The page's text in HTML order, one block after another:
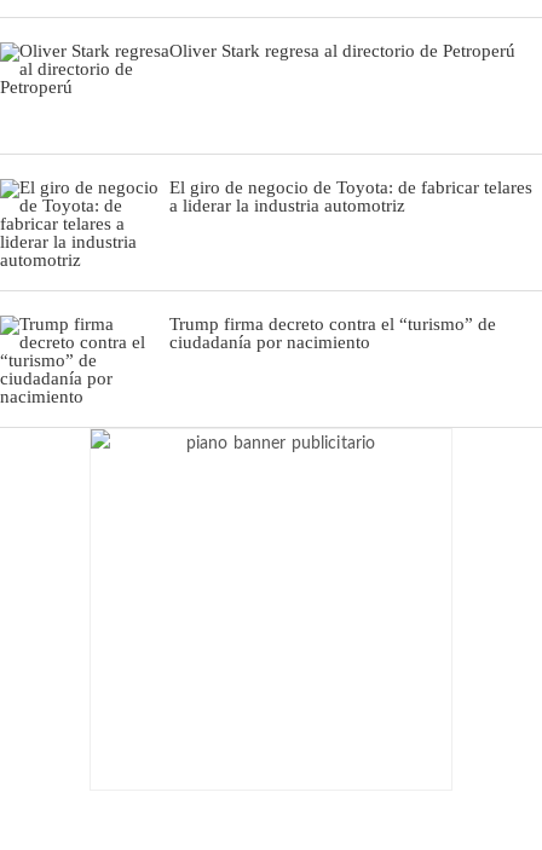
Oliver Stark regresa al directorio de Petroperú
El giro de negocio de Toyota: de fabricar telares
a liderar la industria automotriz
Trump firma decreto contra el “turismo” de
ciudadanía por nacimiento